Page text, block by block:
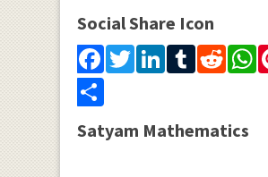
Social Share Icon
Facebook
Twitter
Share
Satyam Mathematics